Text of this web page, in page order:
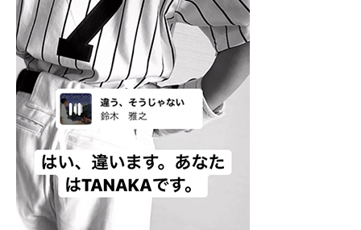
企業ITのトレンドを詳説
経営リーダーのコミュニティ
マーケ×ITの今がよく分かる
ITエンジニア向け専門サイト
企業向けIT製品の総合サイト
IT製品の技術・比較・事例
製造業のIT導入・活用を支援